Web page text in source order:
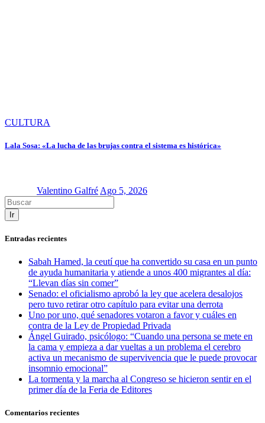
CULTURA
Lala Sosa: «La lucha de las brujas contra el sistema es histórica»
Valentino Galfré Ago 5, 2026
Ir
Entradas recientes
Sabah Hamed, la ceutí que ha convertido su casa en un punto
de ayuda humanitaria y atiende a unos 400 migrantes al día:
“Llevan días sin comer”
Senado: el oficialismo aprobó la ley que acelera desalojos
pero tuvo retirar otro capítulo para evitar una derrota
Uno por uno, qué senadores votaron a favor y cuáles en
contra de la Ley de Propiedad Privada
Ángel Guirado, psicólogo: “Cuando una persona se mete en
la cama y empieza a dar vueltas a un problema el cerebro
activa un mecanismo de supervivencia que le puede provocar
insomnio emocional”
La tormenta y la marcha al Congreso se hicieron sentir en el
primer día de la Feria de Editores
Comentarios recientes